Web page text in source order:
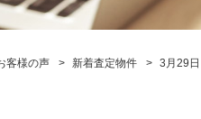
客様の声 新着査定物件 3月29